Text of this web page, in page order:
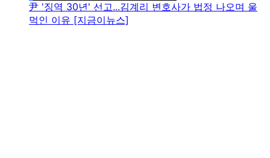
尹 '징역 30년' 선고...김계리 변호사가 법정 나오며 울
먹인 이유 [지금이뉴스]